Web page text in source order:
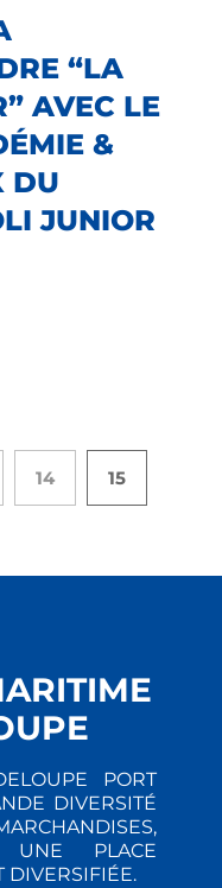
“LA
AVEC LE
&
DU
JUNIOR
14 15
PORT
DIVERSITÉ
UNE PLACE
DIVERSIFIÉE.